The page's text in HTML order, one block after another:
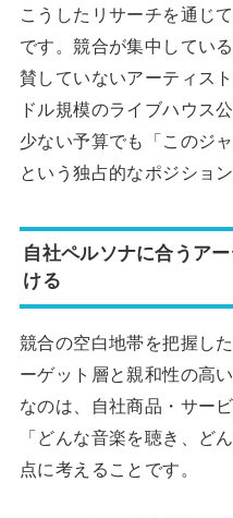
こうしたリサーチを通じ
です。競合が集中してい
賛していないアーティス
ドル規模のライブハウス
少ない予算でも「このジ
という独占的なポジショ
自社ペルソナに合うア
ける
競合の空白地帯を把握し
ーゲット層と親和性の高
なのは、自社商品・サー
「どんな音楽を聴き、ど
点に考えることです。